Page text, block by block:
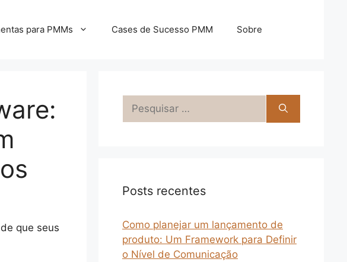
para PMMs Cases de Sucesso PMM Sobre
que seus
Pesquisar
Posts recentes
Como planejar um lançamento de
produto: Um Framework para Definir
o Nível de Comunicação